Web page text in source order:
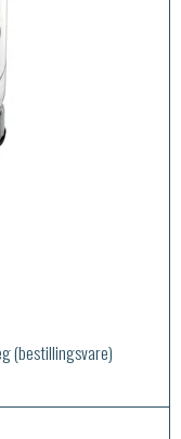
(bestillingsvare)